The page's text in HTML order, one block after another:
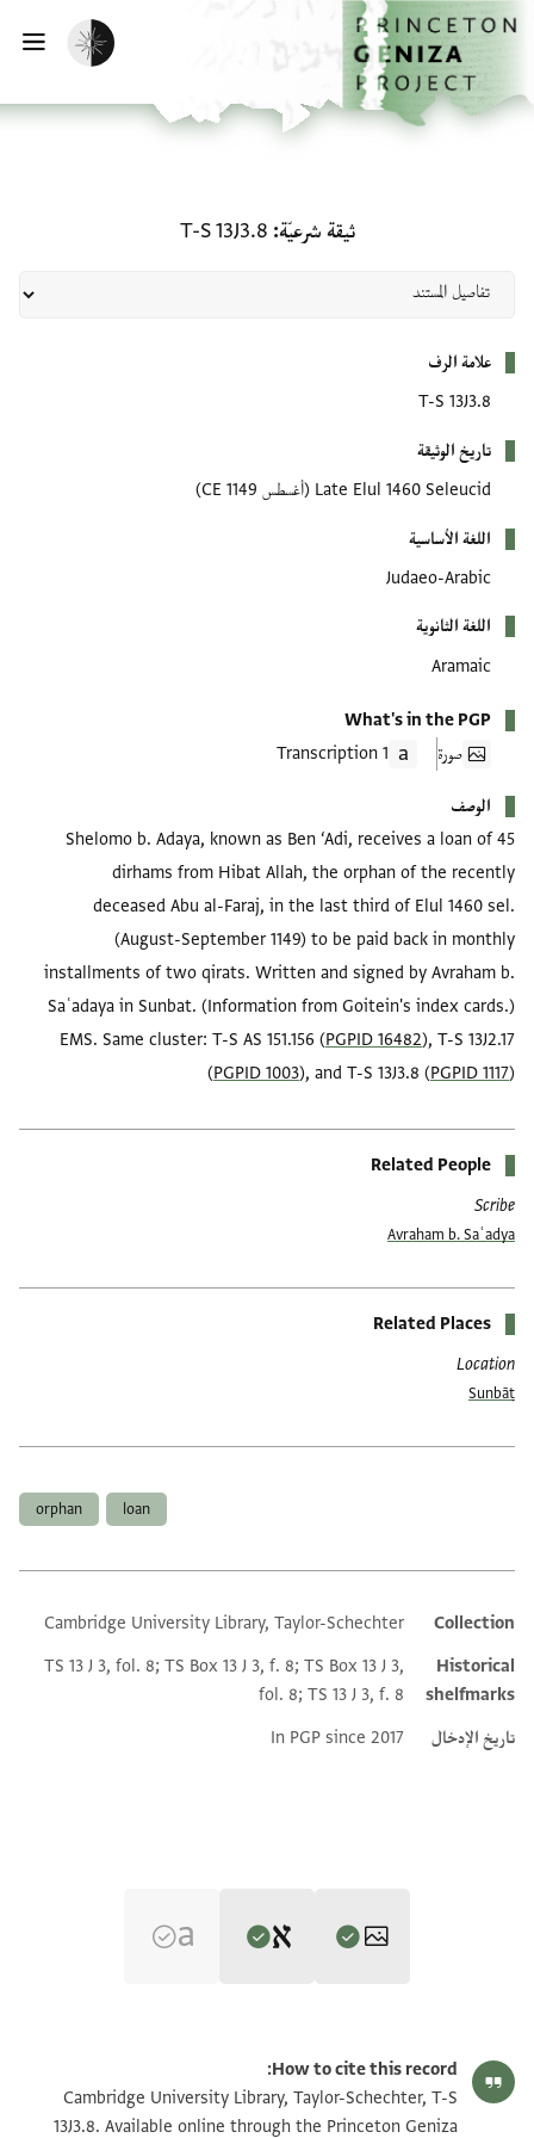
إلى المحتوى الرئيسي
الرئيسية
تفعيل الوضع المظلم
ثيقة شرعيّة T-S 13J3.8
علامة الرف
T-S 13J3.8
تاريخ الوثيقة
Late Elul 1460 Seleucid (أغسطس 1149 CE)
اللغة الأساسية
Judaeo-Arabic
اللغة الثانوية
Aramaic
What's in the PGP
صورة
1 Transcription
الوصف
Shelomo b. Adaya, known as Ben ‘Adi, receives a loan of 45
dirhams from Hibat Allah, the orphan of the recently
deceased Abu al-Faraj, in the last third of Elul 1460 sel.
(August-September 1149) to be paid back in monthly
installments of two qirats. Written and signed by Avraham b.
Saʿadaya in Sunbat. (Information from Goitein's index cards.)
EMS. Same cluster: T-S AS 151.156 (PGPID 16482), T-S 13J2.17
(PGPID 1003), and T-S 13J3.8 (PGPID 1117)
Related People
Scribe
Avraham b. Saʿadya
Related Places
Location
Sunbāṭ
loan
orphan
Additional metadata
Collection
Cambridge University Library, Taylor-Schechter
Historical
shelfmarks
TS 13 J 3, fol. 8; TS Box 13 J 3, f. 8; TS Box 13 J 3,
fol. 8; TS 13 J 3, f. 8
تاريخ الإدخال
In PGP since 2017
S. D. Goitein's unpublished edition (1950–85).
שהדותא דהות באנפנא אנן שהדי דחתמות ידנא לתחתא
בסוף
T-S 13J3.8 1v تكبير و تدوير
How to cite this record:
Cambridge University Library, Taylor-Schechter, T-S
13J3.8. Available online through the Princeton Geniza